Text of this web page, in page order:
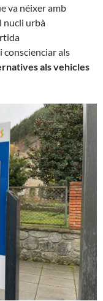
va néixer amb
nucli urbà
i conscienciar als
als vehicles